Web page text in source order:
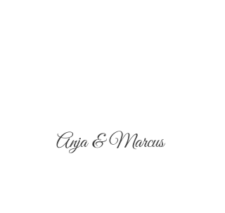
Anja & Marcus